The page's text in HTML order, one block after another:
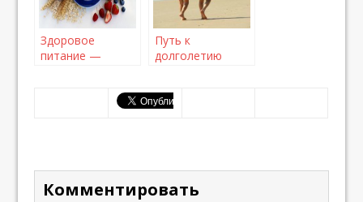
Здоровое
питание —
Путь к
долголетию
Комментировать